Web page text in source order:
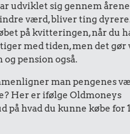
udviklet sig gennem
værd, bliver ting
på kvitteringen, når du
med tiden, men det gør
pension også.
man pengenes
Her er ifølge Oldmoneys
på hvad du kunne købe for 1